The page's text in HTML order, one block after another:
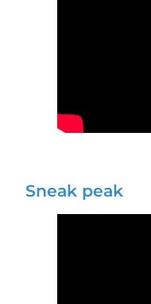
Sneak peak